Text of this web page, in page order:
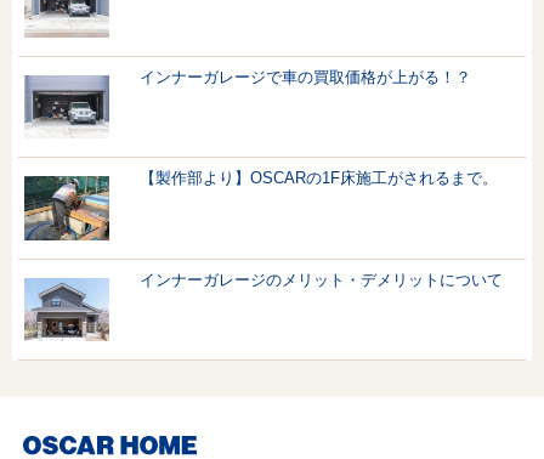
インナーガレージで車の買取価格が上がる！？
【製作部より】OSCARの1F床施工がされるまで。
インナーガレージのメリット・デメリットについて